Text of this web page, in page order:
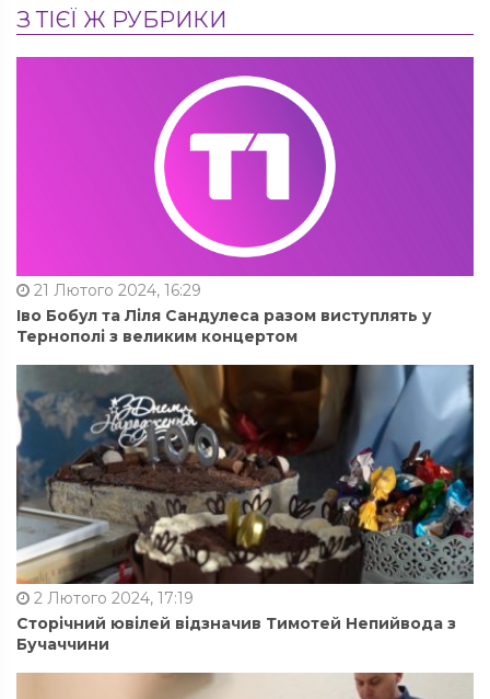
З ТІЄЇ Ж РУБРИКИ
21 Лютого 2024, 16:29
Іво Бобул та Ліля Сандулеса разом виступлять у
Тернополі з великим концертом
2 Лютого 2024, 17:19
Сторічний ювілей відзначив Тимотей Непийвода з
Бучаччини